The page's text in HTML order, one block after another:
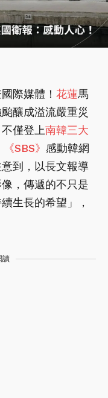
際媒體！ 花蓮馬
颱釀成溢流嚴重災
僅登上南韓三大
SBS》 感動韓網
到，以長文報導
，傳遞的不只是
生長的希望」，
讀